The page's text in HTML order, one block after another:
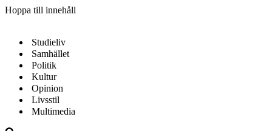
Hoppa till innehåll
Studieliv
Samhället
Politik
Kultur
Opinion
Livsstil
Multimedia